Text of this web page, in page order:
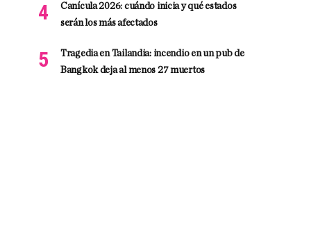
Canícula 2026: cuándo inicia y qué estados
serán los más afectados
Tragedia en Tailandia: incendio en un pub de
Bangkok deja al menos 27 muertos